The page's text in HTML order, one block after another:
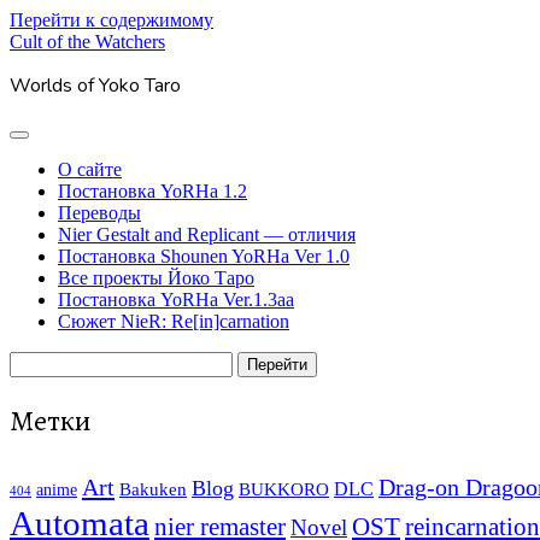
Перейти к содержимому
Cult of the Watchers
Worlds of Yoko Taro
отрыть
основное
меню О сайте
Постановка YoRHa 1.2
Переводы
Nier Gestalt and Replicant — отличия
Постановка Shounen YoRHa Ver 1.0
Все проекты Йоко Таро
Постановка YoRHa Ver.1.3aa
Сюжет NieR: Re[in]carnation
Боковая
панель
Метки
404 anime Art Bakuken Blog BUKKORO DLC Drag-on
Automata nier remasterNovel OSTreincarnation